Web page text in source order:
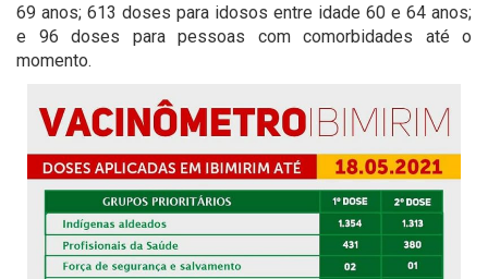
69 anos; 613 doses para idosos entre idade 60 e 64 anos;
e 96 doses para pessoas com comorbidades até o
momento.